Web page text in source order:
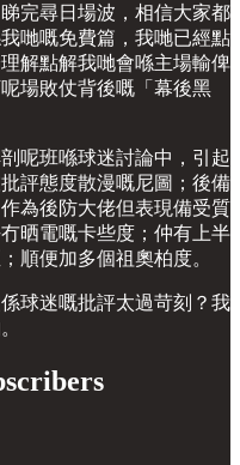
完尋日場波，相信大家都
哋嘅免費篇，我哋已經點
解點解我哋會喺主場輸俾
場敗仗背後嘅「幕後黑
呢班喺球迷討論中，引起
評態度散漫嘅尼圖；後備
為後防大佬但表現備受質
晒電嘅卡些度；仲有上半
順便加多個祖奧柏度。
球迷嘅批評太過苛刻？我